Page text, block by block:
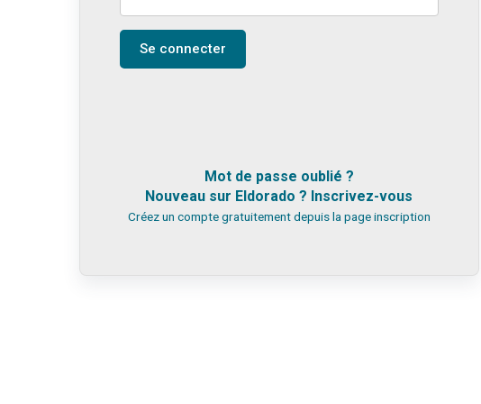
Se connecter
Mot de passe oublié ?
Nouveau sur Eldorado ? Inscrivez-vous
Créez un compte gratuitement depuis la page inscription